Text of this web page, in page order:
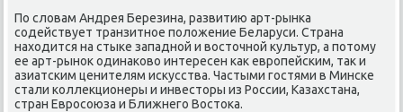
По словам Андрея Березина, развитию арт-рынка
содействует транзитное положение Беларуси. Страна
находится на стыке западной и восточной культур, а потому
ее арт-рынок одинаково интересен как европейским, так и
азиатским ценителям искусства. Частыми гостями в Минске
стали коллекционеры и инвесторы из России, Казахстана,
стран Евросоюза и Ближнего Востока.